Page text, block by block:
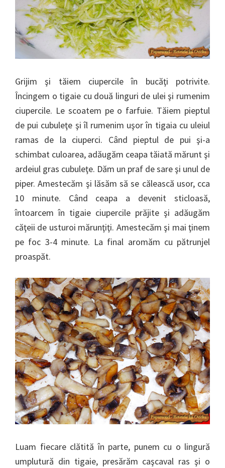
Grijim şi tăiem ciupercile în bucăţi potrivite.
Încingem o tigaie cu două linguri de ulei şi rumenim
ciupercile. Le scoatem pe o farfuie. Tăiem pieptul
de pui cubuleţe şi îl rumenim uşor în tigaia cu uleiul
ramas de la ciuperci. Când pieptul de pui şi-a
schimbat culoarea, adăugăm ceapa tăiată mărunt şi
ardeiul gras cubuleţe. Dăm un praf de sare şi unul de
piper. Amestecăm şi lăsăm să se călească usor, cca
10 minute. Când ceapa a devenit sticloasă,
întoarcem în tigaie ciupercile prăjite şi adăugăm
căţeii de usturoi mărunţiţi. Amestecăm şi mai ţinem
pe foc 3-4 minute. La final aromăm cu pătrunjel
proaspăt.
Luam fiecare clătită în parte, punem cu o lingură
umplutură din tigaie, presărăm caşcaval ras şi o